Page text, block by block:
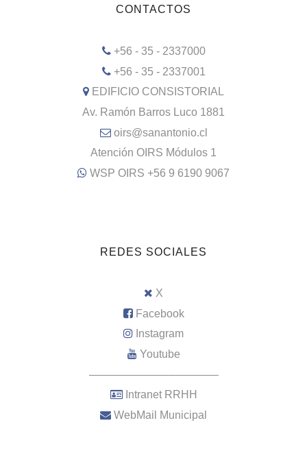
CONTACTOS
+56 - 35 - 2337000
+56 - 35 - 2337001
EDIFICIO CONSISTORIAL
Av. Ramón Barros Luco 1881
oirs@sanantonio.cl
Atención OIRS Módulos 1
WSP OIRS +56 9 6190 9067
REDES SOCIALES
X
Facebook
Instagram
Youtube
–––––––––––––––––––––
Intranet RRHH
WebMail Municipal